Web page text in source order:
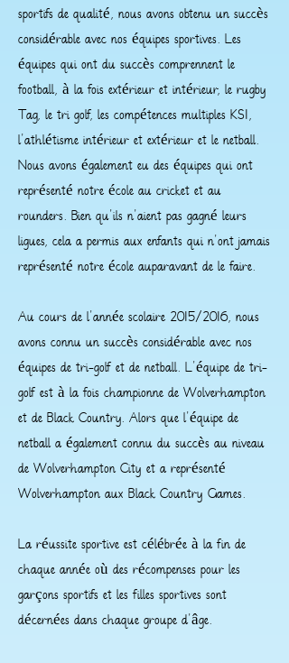
sportifs de qualité, nous avons obtenu un succès
considérable avec nos équipes sportives. Les
équipes qui ont du succès comprennent le
football, à la fois extérieur et intérieur, le rugby
Tag, le tri golf, les compétences multiples KS1,
l'athlétisme intérieur et extérieur et le netball.
Nous avons également eu des équipes qui ont
représenté notre école au cricket et au
rounders. Bien qu'ils n'aient pas gagné leurs
ligues, cela a permis aux enfants qui n'ont jamais
représenté notre école auparavant de le faire.
Au cours de l'année scolaire 2015/2016, nous
avons connu un succès considérable avec nos
équipes de tri-golf et de netball. L'équipe de tri-
golf est à la fois championne de Wolverhampton
et de Black Country. Alors que l'équipe de
netball a également connu du succès au niveau
de Wolverhampton City et a représenté
Wolverhampton aux Black Country Games.
La réussite sportive est célébrée à la fin de
chaque année où des récompenses pour les
garçons sportifs et les filles sportives sont
décernées dans chaque groupe d'âge.